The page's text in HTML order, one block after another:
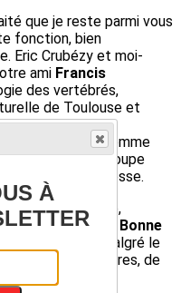
que je reste parmi vous
fonction, bien
Eric Crubézy et moi-
ami Francis
des vertébrés,
de Toulouse et
et monuments
comme
Conseil se regroupe
projets qu’il caresse.
nouvelle année,
conserve en
Bonne
. En attendant, malgré le
au milieu des vôtres, de
À